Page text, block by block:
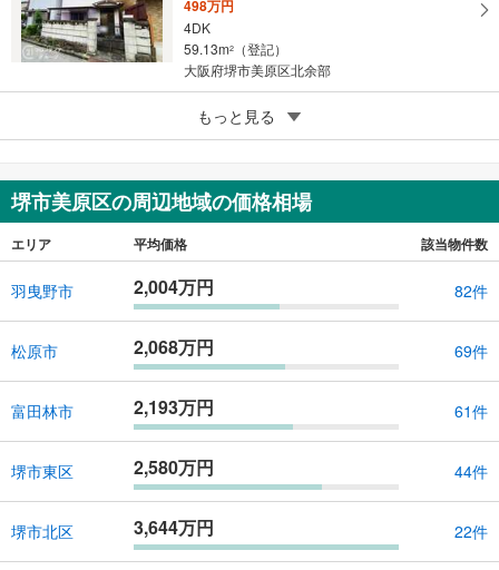
498万円
4DK
59.13m2
（登記）
大阪府堺市美原区北余部
成約でもらえる
堺市美原区さつき野西1丁目
4LDK
96.05m2 （登記）
もっと見る
堺市美原区の周辺地域の価格相場
エリア 平均価格 該当物件数
羽曳野市 2,004万円 82件
松原市 2,068万円 69件
富田林市 2,193万円 61件
堺市東区 2,580万円 44件
堺市北区 3,644万円 22件